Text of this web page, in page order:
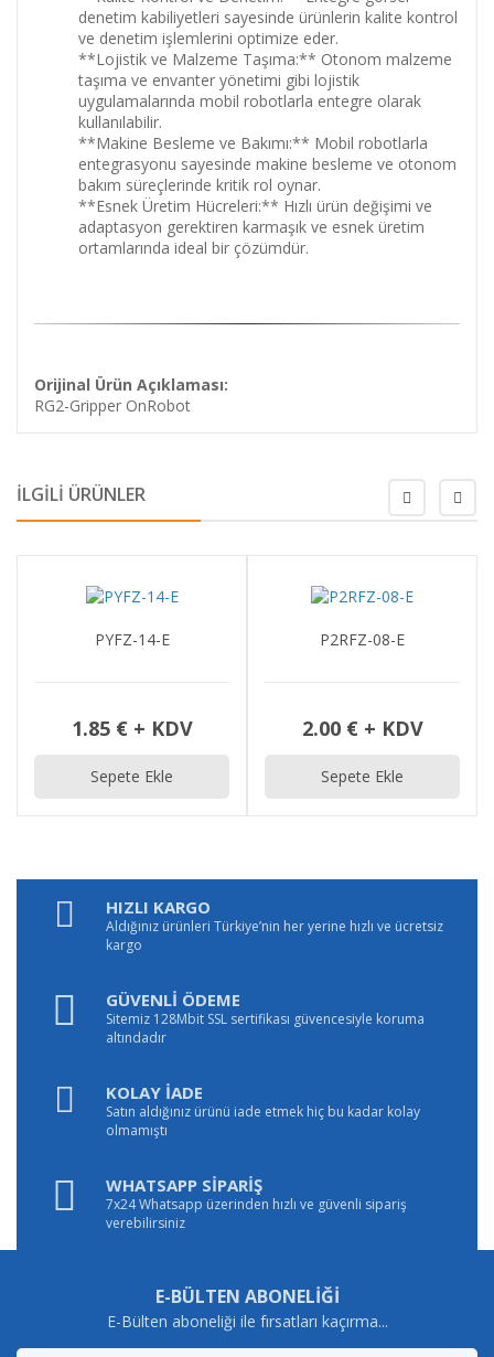
denetim kabiliyetleri sayesinde ürünlerin kalite kontrol
ve denetim işlemlerini optimize eder.
**Lojistik ve Malzeme Taşıma:** Otonom malzeme
taşıma ve envanter yönetimi gibi lojistik
uygulamalarında mobil robotlarla entegre olarak
kullanılabilir.
**Makine Besleme ve Bakımı:** Mobil robotlarla
entegrasyonu sayesinde makine besleme ve otonom
bakım süreçlerinde kritik rol oynar.
**Esnek Üretim Hücreleri:** Hızlı ürün değişimi ve
adaptasyon gerektiren karmaşık ve esnek üretim
ortamlarında ideal bir çözümdür.
Orijinal Ürün Açıklaması:
RG2-Gripper OnRobot
İLGİLİ ÜRÜNLER
PYFZ-14-E
1.85 € + KDV
Sepete Ekle
P2RFZ-08-E
2.00 € + KDV
Sepete Ekle
HIZLI KARGO
Aldığınız ürünleri Türkiye’nin her yerine hızlı ve ücretsiz
kargo
GÜVENLİ ÖDEME
Sitemiz 128Mbit SSL sertifikası güvencesiyle koruma
altındadır
KOLAY İADE
Satın aldığınız ürünü iade etmek hiç bu kadar kolay
olmamıştı
WHATSAPP SİPARİŞ
7x24 Whatsapp üzerinden hızlı ve güvenli sipariş
verebilirsiniz
E-BÜLTEN ABONELİĞİ
E-Bülten aboneliği ile fırsatları kaçırma...